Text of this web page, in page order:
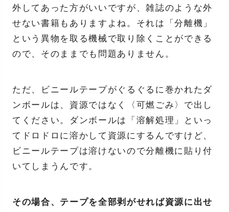
外してあった方がいいですが、雑誌のような外
せない書籍もありますよね。それは「分離機」
という異物を取る機械で取り除くことができる
ので、そのままでも問題ありません。
ただ、ビニールテープがぐるぐるに巻かれたダ
ンボールは、資源ではなく〈可燃ごみ〉で出し
てください。ダンボールは「溶解処理」といっ
てドロドロに溶かして資源にするんですけど、
ビニールテープは溶けないので分離機に貼り付
いてしまうんです。
その場合、テープを全部剥がせれば資源に出せ